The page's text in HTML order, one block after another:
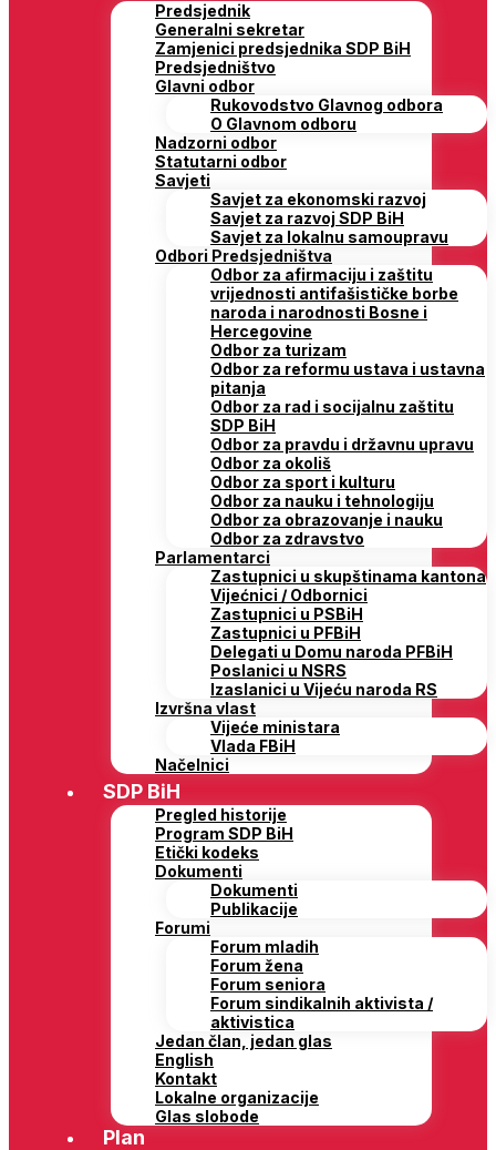
Predsjednik
Generalni sekretar
Zamjenici predsjednika SDP BiH
Predsjedništvo
Glavni odbor
Rukovodstvo Glavnog odbora
O Glavnom odboru
Nadzorni odbor
Statutarni odbor
Savjeti
Savjet za ekonomski razvoj
Savjet za razvoj SDP BiH
Savjet za lokalnu samoupravu
Odbori Predsjedništva
Odbor za afirmaciju i zaštitu
vrijednosti antifašističke borbe
naroda i narodnosti Bosne i
Hercegovine
Odbor za turizam
Odbor za reformu ustava i ustavna
pitanja
Odbor za rad i socijalnu zaštitu
SDP BiH
Odbor za pravdu i državnu upravu
Odbor za okoliš
Odbor za sport i kulturu
Odbor za nauku i tehnologiju
Odbor za obrazovanje i nauku
Odbor za zdravstvo
Parlamentarci
Zastupnici u skupštinama kantona
Vijećnici / Odbornici
Zastupnici u PSBiH
Zastupnici u PFBiH
Delegati u Domu naroda PFBiH
Poslanici u NSRS
Izaslanici u Vijeću naroda RS
Izvršna vlast
Vijeće ministara
Vlada FBiH
Načelnici
SDP BiH
Pregled historije
Program SDP BiH
Etički kodeks
Dokumenti
Dokumenti
Publikacije
Forumi
Forum mladih
Forum žena
Forum seniora
Forum sindikalnih aktivista /
aktivistica
Jedan član, jedan glas
English
Kontakt
Lokalne organizacije
Glas slobode
Plan